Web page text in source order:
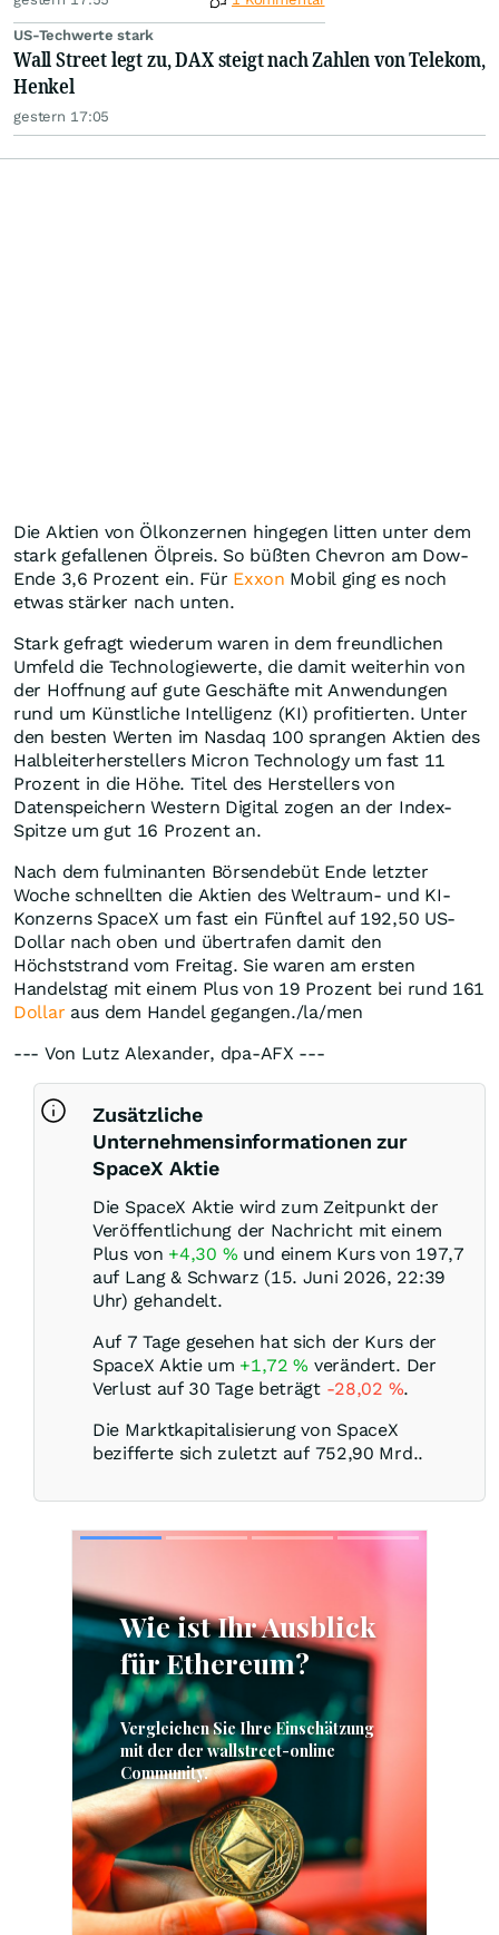
US-Techwerte stark
Wall Street legt zu, DAX steigt nach Zahlen von Telekom,
Henkel
gestern 17:05
Die Aktien von Ölkonzernen hingegen litten unter dem
stark gefallenen Ölpreis. So büßten Chevron am Dow-
Ende 3,6 Prozent ein. Für Exxon Mobil ging es noch
etwas stärker nach unten.
Stark gefragt wiederum waren in dem freundlichen
Umfeld die Technologiewerte, die damit weiterhin von
der Hoffnung auf gute Geschäfte mit Anwendungen
rund um Künstliche Intelligenz (KI) profitierten. Unter
den besten Werten im Nasdaq 100 sprangen Aktien des
Halbleiterherstellers Micron Technology um fast 11
Prozent in die Höhe. Titel des Herstellers von
Datenspeichern Western Digital zogen an der Index-
Spitze um gut 16 Prozent an.
Nach dem fulminanten Börsendebüt Ende letzter
Woche schnellten die Aktien des Weltraum- und KI-
Konzerns SpaceX um fast ein Fünftel auf 192,50 US-
Dollar nach oben und übertrafen damit den
Höchststrand vom Freitag. Sie waren am ersten
Handelstag mit einem Plus von 19 Prozent bei rund 161
Dollar aus dem Handel gegangen./la/men
--- Von Lutz Alexander, dpa-AFX ---
Zusätzliche
Unternehmensinformationen zur
SpaceX Aktie
Die SpaceX Aktie wird zum Zeitpunkt der
Veröffentlichung der Nachricht mit einem
Plus von +4,30 % und einem Kurs von 197,7
auf Lang & Schwarz (15. Juni 2026, 22:39
Uhr) gehandelt.
Auf 7 Tage gesehen hat sich der Kurs der
SpaceX Aktie um +1,72% verändert. Der
Verlust auf 30 Tage beträgt -28,02 %.
Die Marktkapitalisierung von SpaceX
bezifferte sich zuletzt auf 752,90 Mrd..